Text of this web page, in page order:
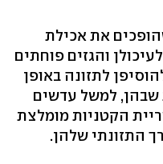
את אכילת
והגזים פוחתים
לתזונה באופן
שבהן, למשל עדשים
הקטניות מומלצת
התזונתי שלהן.